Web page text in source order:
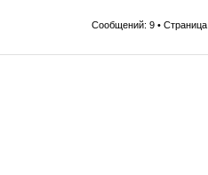
Сообщений: 9 • Страница